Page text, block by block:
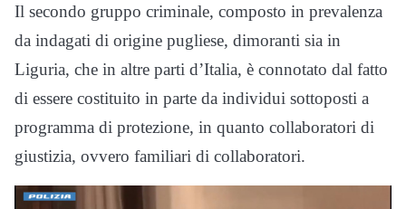
Il secondo gruppo criminale, composto in prevalenza
da indagati di origine pugliese, dimoranti sia in
Liguria, che in altre parti d’Italia, è connotato dal fatto
di essere costituito in parte da individui sottoposti a
programma di protezione, in quanto collaboratori di
giustizia, ovvero familiari di collaboratori.